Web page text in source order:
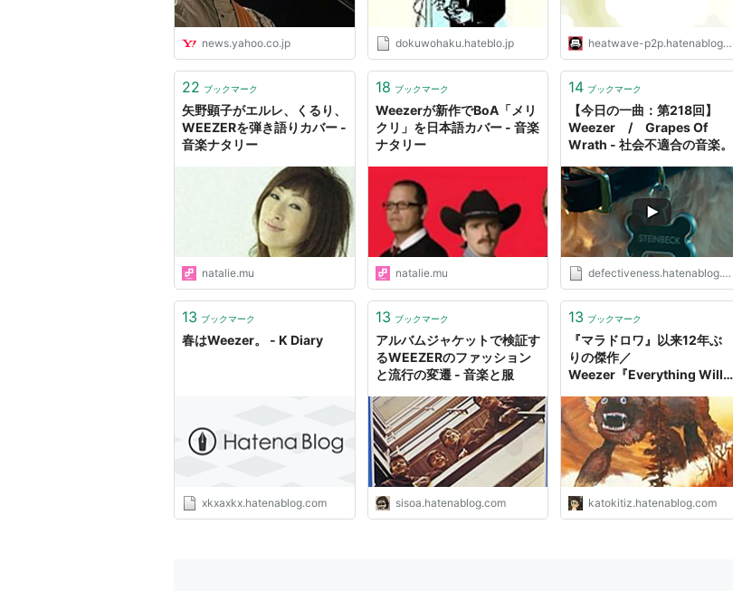
1997年7月
Fuji Rock Festival（台風のため中止）、大阪、福岡、札幌、名古屋。
2000年8月
Summer Sonic Festival（東京&大阪）、渋谷クアトロ。
2001年4月
東名阪、仙台、福岡、広島。
ワールドカップにピッタリのタイミングで来日し"Japan World Cup Tour"を東京、
福岡、広島、大阪、名古屋で敢行。最終日の27日には日本武道館で公演。その後リ
ヴァースは日本で数日レコーディングを行い、韓国でサッカー観戦。
2002年8月
Summer Sonic Festival（東京&大阪）。
news.yahoo.co.jp dokuwohaku.hateblo.jp heatwave-p2p.hatenablog.com
22 ブックマーク
矢野顕子がエルレ、くるり、
WEEZERを弾き語りカバー -
音楽ナタリー
natalie.mu
18 ブックマーク
Weezerが新作でBoA「メリ
クリ」を日本語カバー - 音楽
ナタリー
natalie.mu
14 ブックマーク
【今日の一曲：第218回】
Weezer / Grapes Of
Wrath - 社会不適合の音楽。
defectiveness.hatenablog.com
13 ブックマーク
春はWeezer。 - K Diary
xkxaxkx.hatenablog.com
13 ブックマーク
アルバムジャケットで検証す
るWEEZERのファッション
と流行の変遷 - 音楽と服
sisoa.hatenablog.com
13 ブックマーク
『マラドロワ』以来12年ぶ
りの傑作／
Weezer『Everything Will
ン・くりごはんが嫌い
katokitiz.hatenablog.com